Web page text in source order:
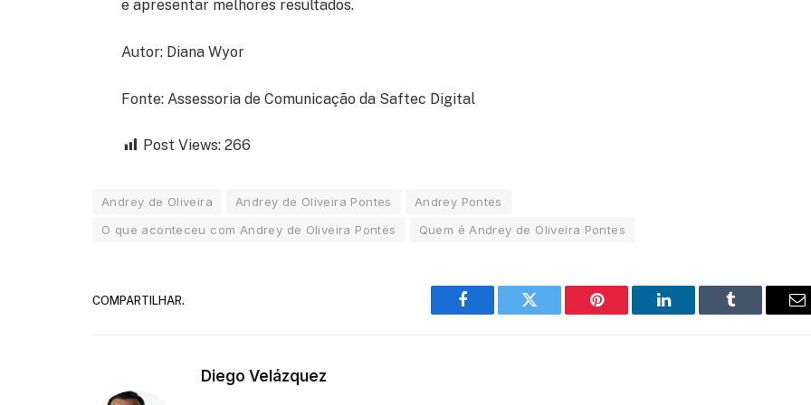
e apresentar melhores resultados.
Autor: Diana Wyor
Fonte: Assessoria de Comunicação da Saftec Digital
Post Views: 266
Andrey de Oliveira Andrey de Oliveira Pontes
Andrey Pontes
O que aconteceu com Andrey de Oliveira Pontes
Quem é Andrey de Oliveira Pontes
COMPARTILHAR.
Facebook Twitter Pinterest LinkedIn Tumblr
Diego Velázquez